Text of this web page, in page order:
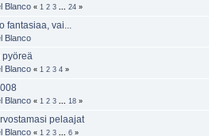
Blanco « 1 2 3 24 »
fantasiaa, vai...
Blanco
pyöreä
Blanco « 1 2 3 4 »
Blanco « 1 2 3 18 »
pelaajat
Blanco « 1 2 3 6 »